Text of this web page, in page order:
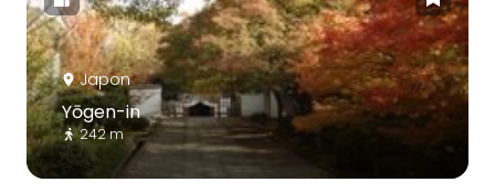
Japon
Yōgen-in
242 m